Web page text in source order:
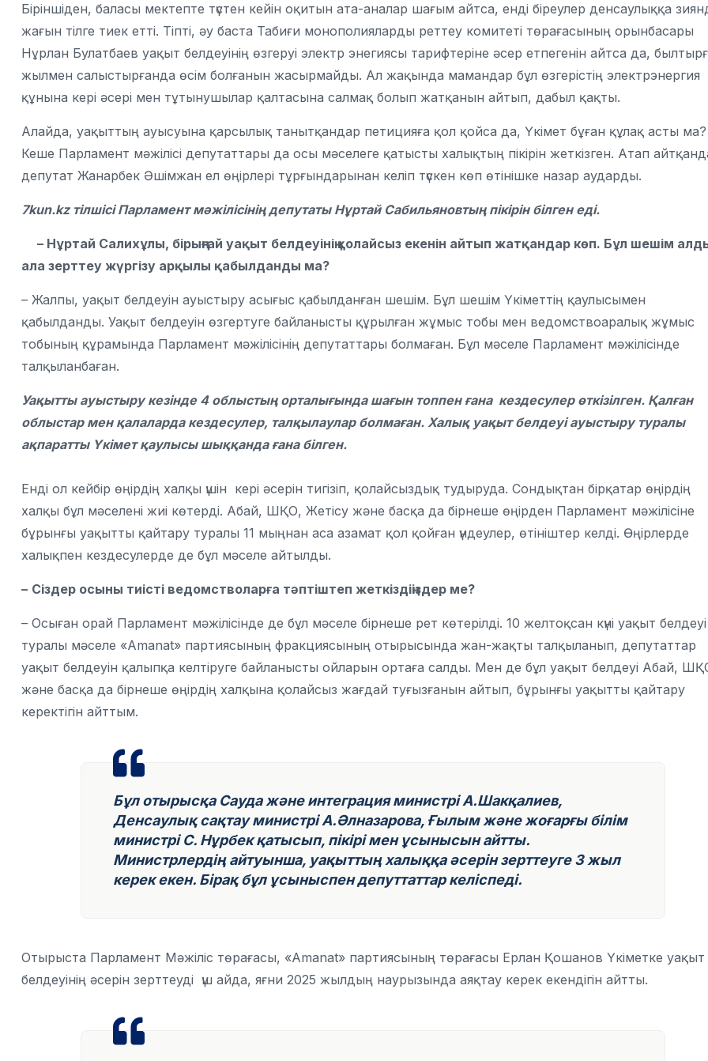
Біріншіден, баласы мектепте түстен кейін оқитын ата-аналар шағым айтса, енді біреулер денсаулыққа
жағын тілге тиек етті. Тіпті, әу баста Табиғи монополияларды реттеу комитеті төрағасының орынбасары
Нұрлан Булатбаев уақыт белдеуінің өзгеруі электр энегиясы тарифтеріне әсер етпегенін айтса да,
жылмен салыстырғанда өсім болғанын жасырмайды. Ал жақында мамандар бұл өзгерістің электрэнергия
құнына кері әсері мен тұтынушылар қалтасына салмақ болып жатқанын айтып, дабыл қақты.
Алайда, уақыттың ауысуына қарсылық танытқандар петицияға қол қойса да, Үкімет бұған құлақ асты ма?
Кеше Парламент мәжілісі депутаттары да осы мәселеге қатысты халықтың пікірін жеткізген. Атап
депутат Жанарбек Әшімжан ел өңірлері тұрғындарынан келіп түскен көп өтінішке назар аударды.
7kun.kz тілшісі Парламент мәжілісінің депутаты Нұртай Сабильяновтың пікірін білген еді.
– Нұртай Салихұлы, бірыңғай уақыт белдеуінің қолайсыз екенін айтып жатқандар көп. Бұл шешім
ала зерттеу жүргізу арқылы қабылданды ма?
– Жалпы, уақыт белдеуін ауыстыру асығыс қабылданған шешім. Бұл шешім Үкіметтің қаулысымен
қабылданды. Уақыт белдеуін өзгертуге байланысты құрылған жұмыс тобы мен ведомствоаралық жұмыс
тобының құрамында Парламент мәжілісінің депутаттары болмаған. Бұл мәселе Парламент мәжілісінде
талқыланбаған.
Уақытты ауыстыру кезінде 4 облыстың орталығында шағын топпен ғана кездесулер өткізілген. Қалған
облыстар мен қалаларда кездесулер, талқылаулар болмаған. Халық уақыт белдеуі ауыстыру туралы
ақпаратты Үкімет қаулысы шыққанда ғана білген.
Енді ол кейбір өңірдің халқы үшін кері әсерін тигізіп, қолайсыздық тудыруда. Сондықтан бірқатар өңірдің
халқы бұл мәселені жиі көтерді. Абай, ШҚО, Жетісу және басқа да бірнеше өңірден Парламент мәжілісіне
бұрынғы уақытты қайтару туралы 11 мыңнан аса азамат қол қойған үндеулер, өтініштер келді. Өңірлерде
халықпен кездесулерде де бұл мәселе айтылды.
– Сіздер осыны тиісті ведомстволарға тәптіштеп жеткіздіңіздер ме?
– Осыған орай Парламент мәжілісінде де бұл мәселе бірнеше рет көтерілді. 10 желтоқсан күні уақыт белдеуі
туралы мәселе «Amanat» партиясының фракциясының отырысында жан-жақты талқыланып, депутаттар
уақыт белдеуін қалыпқа келтіруге байланысты ойларын ортаға салды. Мен де бұл уақыт белдеуі Абай,
және басқа да бірнеше өңірдің халқына қолайсыз жағдай туғызғанын айтып, бұрынғы уақытты қайтару
керектігін айттым.
Бұл отырысқа Сауда және интеграция министрі А.Шакқалиев,
Денсаулық сақтау министрі А.Әлназарова, Ғылым және жоғарғы білім
министрі С. Нұрбек қатысып, пікірі мен ұсынысын айтты.
Министрлердің айтуынша, уақыттың халыққа әсерін зерттеуге 3 жыл
керек екен. Бірақ бұл ұсыныспен депуттаттар келіспеді.
Отырыста Парламент Мәжіліс төрағасы, «Amanat» партиясының төрағасы Ерлан Қошанов Үкіметке уақыт
белдеуінің әсерін зерттеуді үш айда, яғни 2025 жылдың наурызында аяқтау керек екендігін айтты.